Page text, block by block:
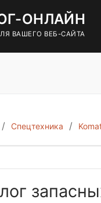
ОНЛАЙН
ВАШЕГО ВЕБ-САЙТА
Спецтехника